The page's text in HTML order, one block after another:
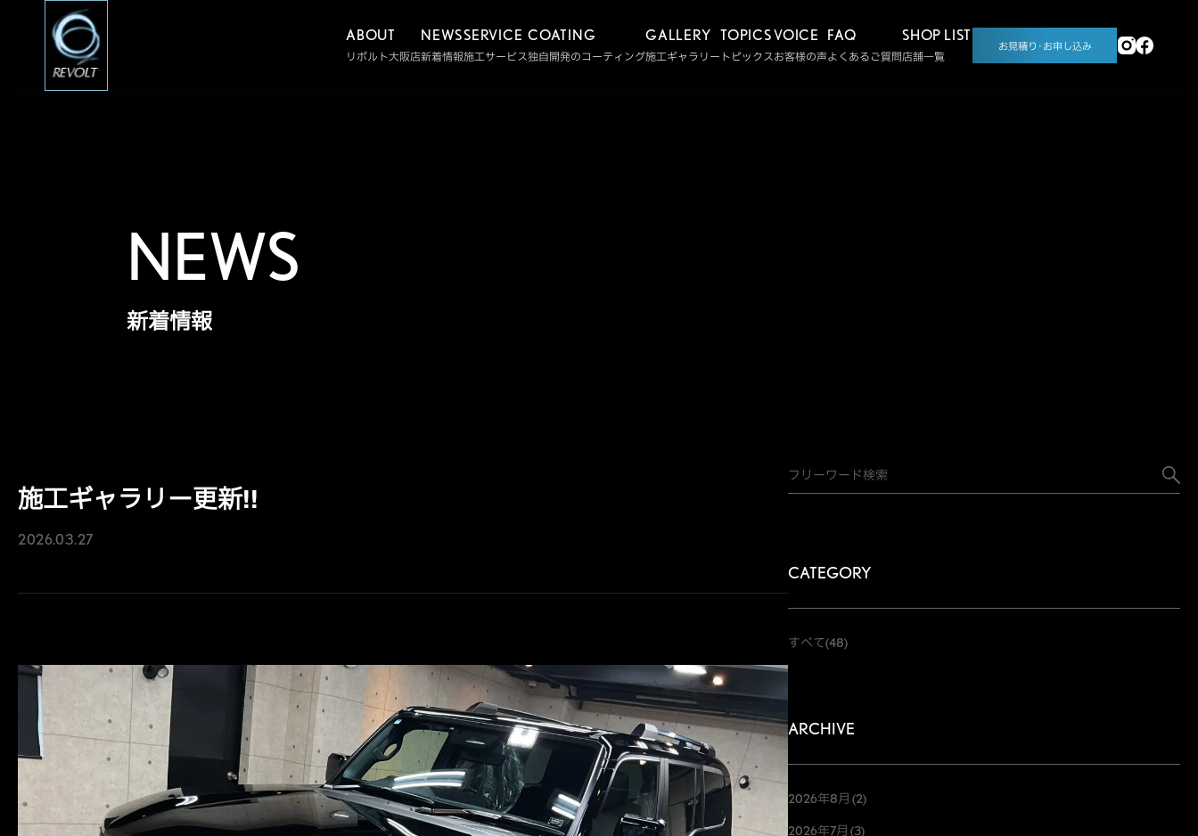
ABOUT
リボルト大阪店
NEWS
新着情報
SERVICE
施工サービス
COATING
独自開発のコーティング
GALLERY
施工ギャラリー
TOPICS
トピックス
VOICE
お客様の声
FAQ
よくあるご質問
SHOP LIST
店舗一覧
お見積り･お申し込み
NEWS
新着情報
施工ギャラリー更新!!
2026.03.27
CATEGORY
すべて(48)
ARCHIVE
2026年8月 (2)
2026年7月 (3)